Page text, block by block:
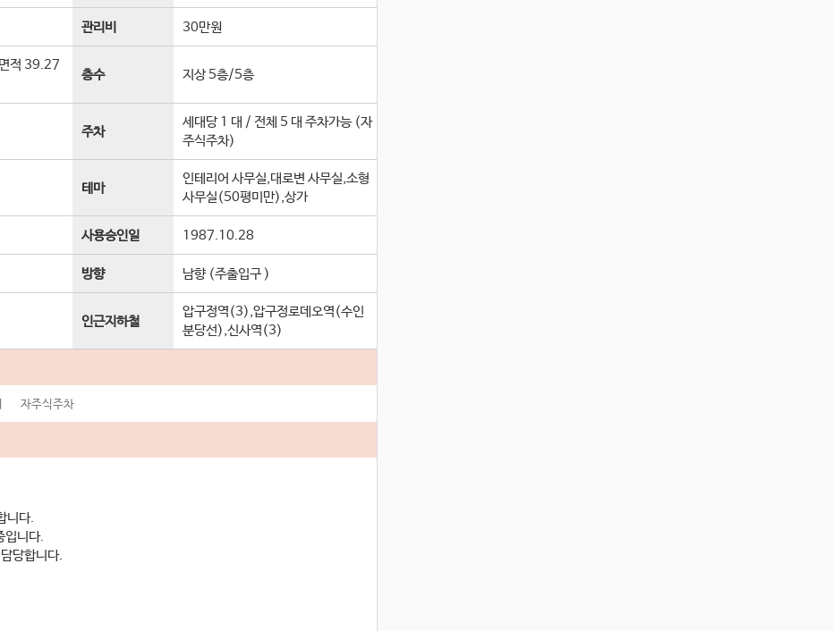
관리비 30만원
적 39.27
층수 지상 5층/5층
주차
세대당 1 대 / 전체 5 대 주차가능 (자
주식주차)
테마
인테리어 사무실,대로변 사무실,소형
사무실(50평미만),상가
사용승인일 1987.10.28
방향 남향 (주출입구 )
인근지하철
압구정역(3),압구정로데오역(수인
분당선),신사역(3)
자주식주차
합니다.
중입니다.
담당합니다.